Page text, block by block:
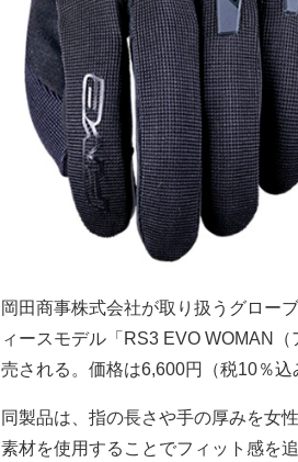
岡田商事株式会社が取り扱うグロー
ィースモデル「RS3 EVO WOMAN
売される。価格は6,600円（税10％込
同製品は、指の長さや手の厚みを女
素材を使用することでフィット感を